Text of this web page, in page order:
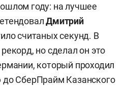
году: на лучшее
Дмитрий
считаных секунд. В
но сделал он это
который проходил
до СберПрайм Казанского